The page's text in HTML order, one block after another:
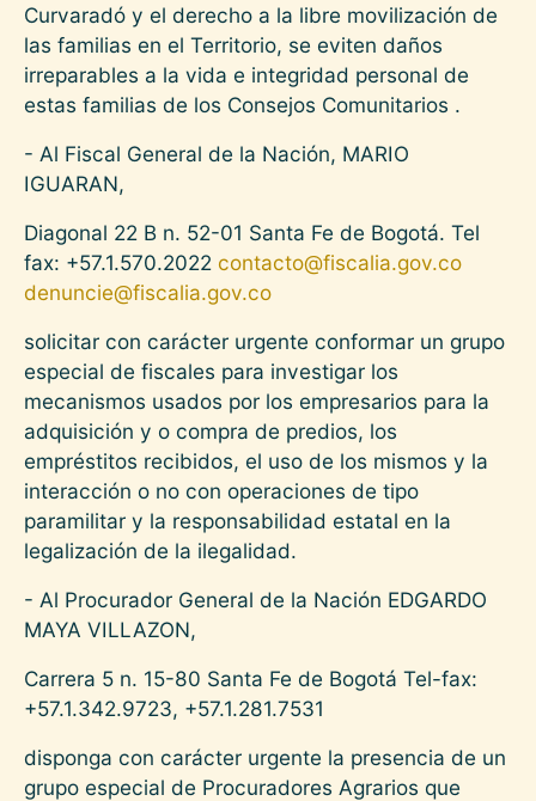
Curvaradó y el derecho a la libre movilización de
las familias en el Territorio, se eviten daños
irreparables a la vida e integridad personal de
estas familias de los Consejos Comunitarios .
- Al Fiscal General de la Nación, MARIO
IGUARAN,
Diagonal 22 B n. 52-01 Santa Fe de Bogotá. Tel
fax: +57.1.570.2022 contacto@fiscalia.gov.co
denuncie@fiscalia.gov.co
solicitar con carácter urgente conformar un grupo
especial de fiscales para investigar los
mecanismos usados por los empresarios para la
adquisición y o compra de predios, los
empréstitos recibidos, el uso de los mismos y la
interacción o no con operaciones de tipo
paramilitar y la responsabilidad estatal en la
legalización de la ilegalidad.
- Al Procurador General de la Nación EDGARDO
MAYA VILLAZON,
Carrera 5 n. 15-80 Santa Fe de Bogotá Tel-fax:
+57.1.342.9723, +57.1.281.7531
disponga con carácter urgente la presencia de un
grupo especial de Procuradores Agrarios que